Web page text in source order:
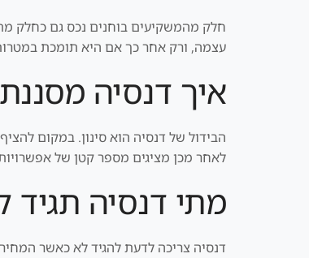
עצמה, ורק אחר כך אם היא תומכת
איך דנסיה
הבידול של דנסיה הוא סינון. במקום
לאחר מכן מציגים מספר קטן של
מתי דנסיה תגיד
דנסיה צריכה לדעת להגיד לא כאשר